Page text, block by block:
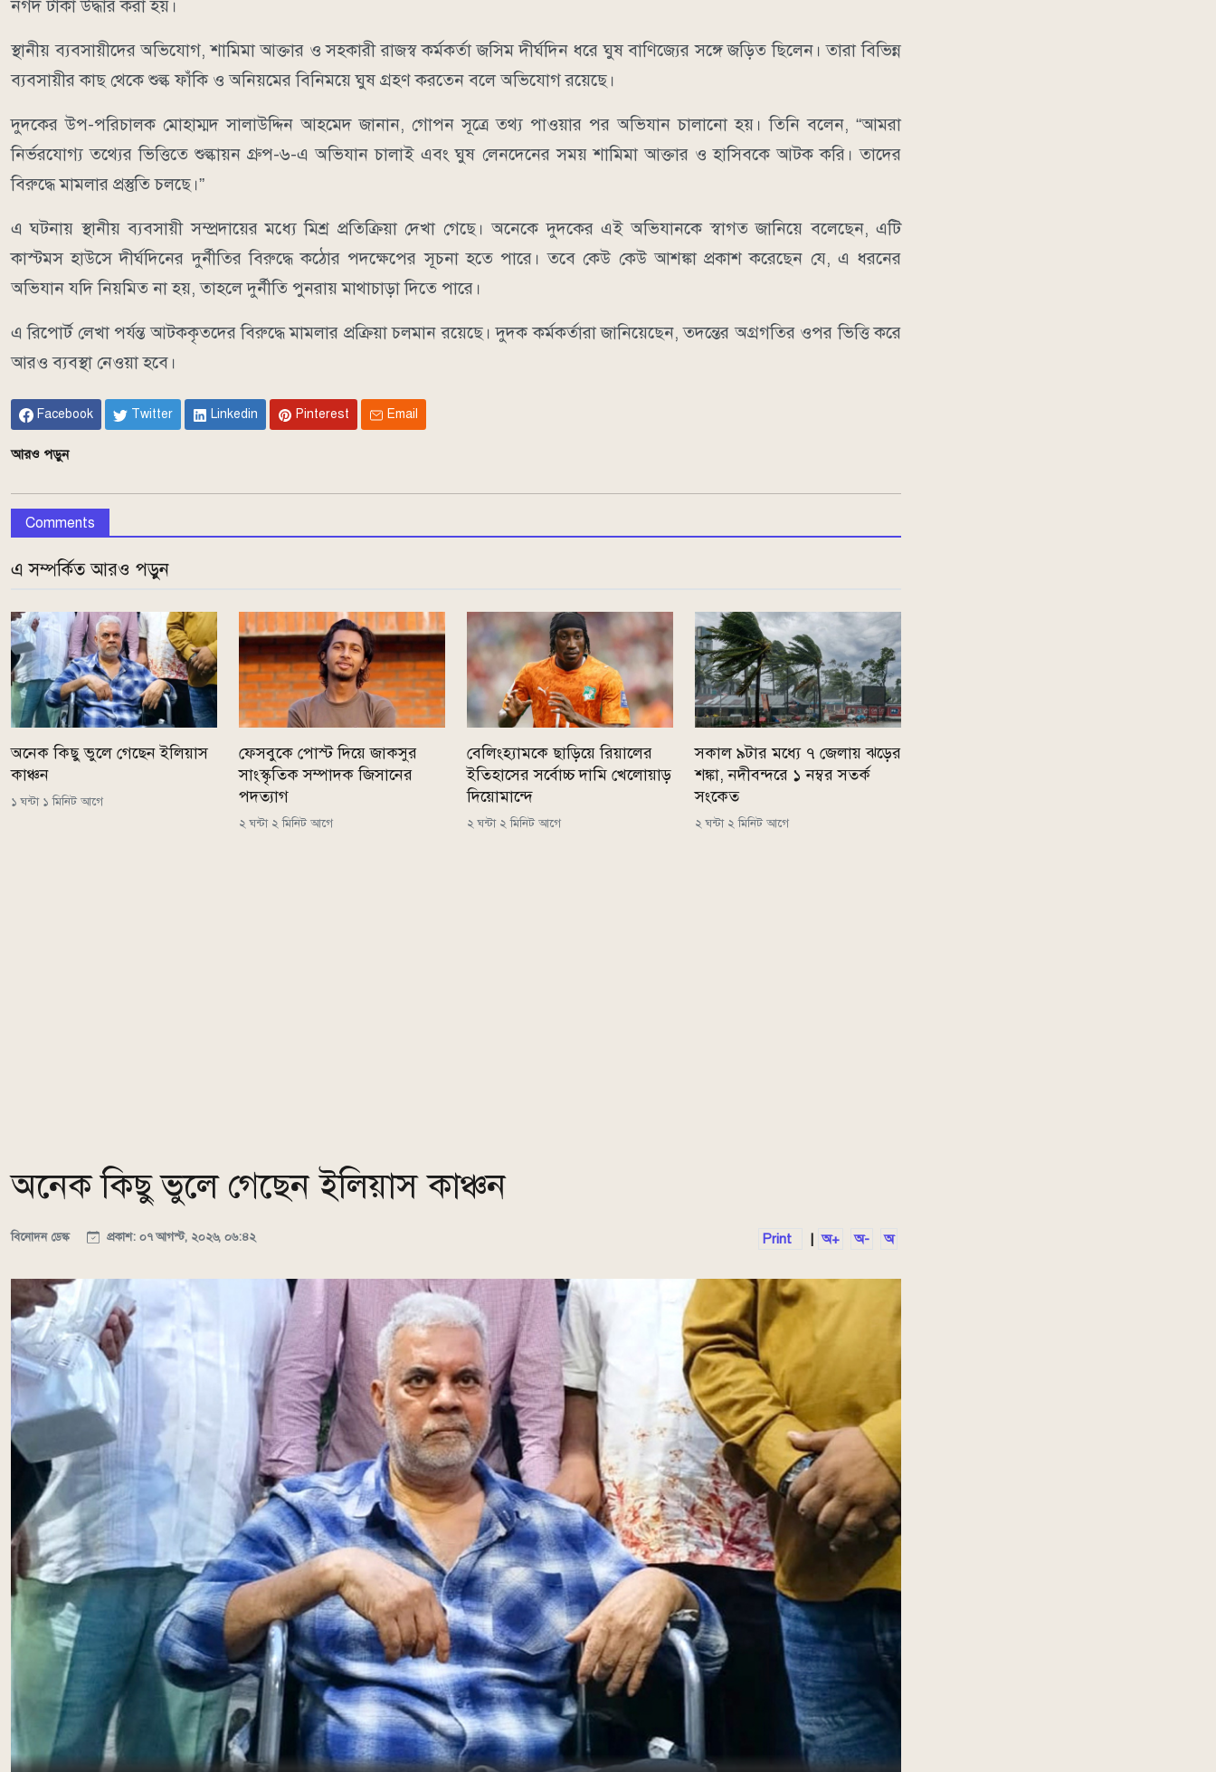
নগদ টাকা উদ্ধার করা হয়।
স্থানীয় ব্যবসায়ীদের অভিযোগ, শামিমা আক্তার ও সহকারী রাজস্ব কর্মকর্তা জসিম দীর্ঘদিন ধরে ঘুষ বাণিজ্যের সঙ্গে জড়িত ছিলেন। তারা বিভিন্ন
ব্যবসায়ীর কাছ থেকে শুল্ক ফাঁকি ও অনিয়মের বিনিময়ে ঘুষ গ্রহণ করতেন বলে অভিযোগ রয়েছে।
দুদকের উপ-পরিচালক মোহাম্মদ সালাউদ্দিন আহমেদ জানান, গোপন সূত্রে তথ্য পাওয়ার পর অভিযান চালানো হয়। তিনি বলেন, “আমরা
নির্ভরযোগ্য তথ্যের ভিত্তিতে শুল্কায়ন গ্রুপ-৬-এ অভিযান চালাই এবং ঘুষ লেনদেনের সময় শামিমা আক্তার ও হাসিবকে আটক করি। তাদের
বিরুদ্ধে মামলার প্রস্তুতি চলছে।”
এ ঘটনায় স্থানীয় ব্যবসায়ী সম্প্রদায়ের মধ্যে মিশ্র প্রতিক্রিয়া দেখা গেছে। অনেকে দুদকের এই অভিযানকে স্বাগত জানিয়ে বলেছেন, এটি
কাস্টমস হাউসে দীর্ঘদিনের দুর্নীতির বিরুদ্ধে কঠোর পদক্ষেপের সূচনা হতে পারে। তবে কেউ কেউ আশঙ্কা প্রকাশ করেছেন যে, এ ধরনের
অভিযান যদি নিয়মিত না হয়, তাহলে দুর্নীতি পুনরায় মাথাচাড়া দিতে পারে।
এ রিপোর্ট লেখা পর্যন্ত আটককৃতদের বিরুদ্ধে মামলার প্রক্রিয়া চলমান রয়েছে। দুদক কর্মকর্তারা জানিয়েছেন, তদন্তের অগ্রগতির ওপর ভিত্তি করে
আরও ব্যবস্থা নেওয়া হবে।
Facebook Twitter Linkedin Pinterest Email
আরও পড়ুন
Comments
এ সম্পর্কিত আরও পড়ুন
অনেক কিছু ভুলে গেছেন ইলিয়াস
কাঞ্চন
১ ঘন্টা ১ মিনিট আগে
ফেসবুকে পোস্ট দিয়ে জাকসুর
সাংস্কৃতিক সম্পাদক জিসানের
পদত্যাগ
২ ঘন্টা ২ মিনিট আগে
বেলিংহ্যামকে ছাড়িয়ে রিয়ালের
ইতিহাসের সর্বোচ্চ দামি খেলোয়াড়
দিয়োমান্দে
২ ঘন্টা ২ মিনিট আগে
সকাল ৯টার মধ্যে ৭ জেলায় ঝড়ের
শঙ্কা, নদীবন্দরে ১ নম্বর সতর্ক
সংকেত
২ ঘন্টা ২ মিনিট আগে
অনেক কিছু ভুলে গেছেন ইলিয়াস কাঞ্চন
বিনোদন ডেস্ক প্রকাশ: ০৭ আগস্ট, ২০২৬, ০৬:৪২ Print | অ+ অ- অ